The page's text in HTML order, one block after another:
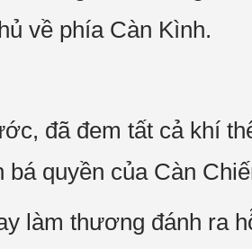
về phía Càn Kình.
đã đem tất cả khí
quyền của Càn
làm thương đánh ra